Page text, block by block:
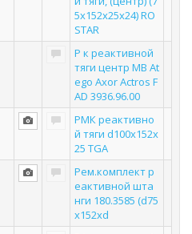
5x152x25x24) RO
STAR
Р к реактивной
тяги центр MB At
ego Axor Actros F
AD 3936.96.00
РМК реактивно
й тяги d100x152x
25 TGA
Рем.комплект р
еактивной шта
нги 180.3585 (d75
x152xd